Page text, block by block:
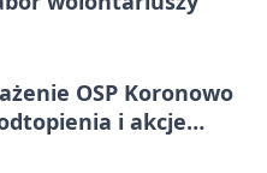
OSP Koronowo
i akcje